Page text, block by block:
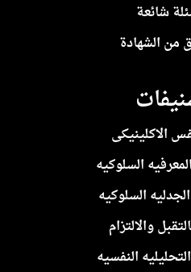
شائعة
من الشهادة
الاكلينيكى
السلوكيه
السلوكيه
والالتزام
النفسيه